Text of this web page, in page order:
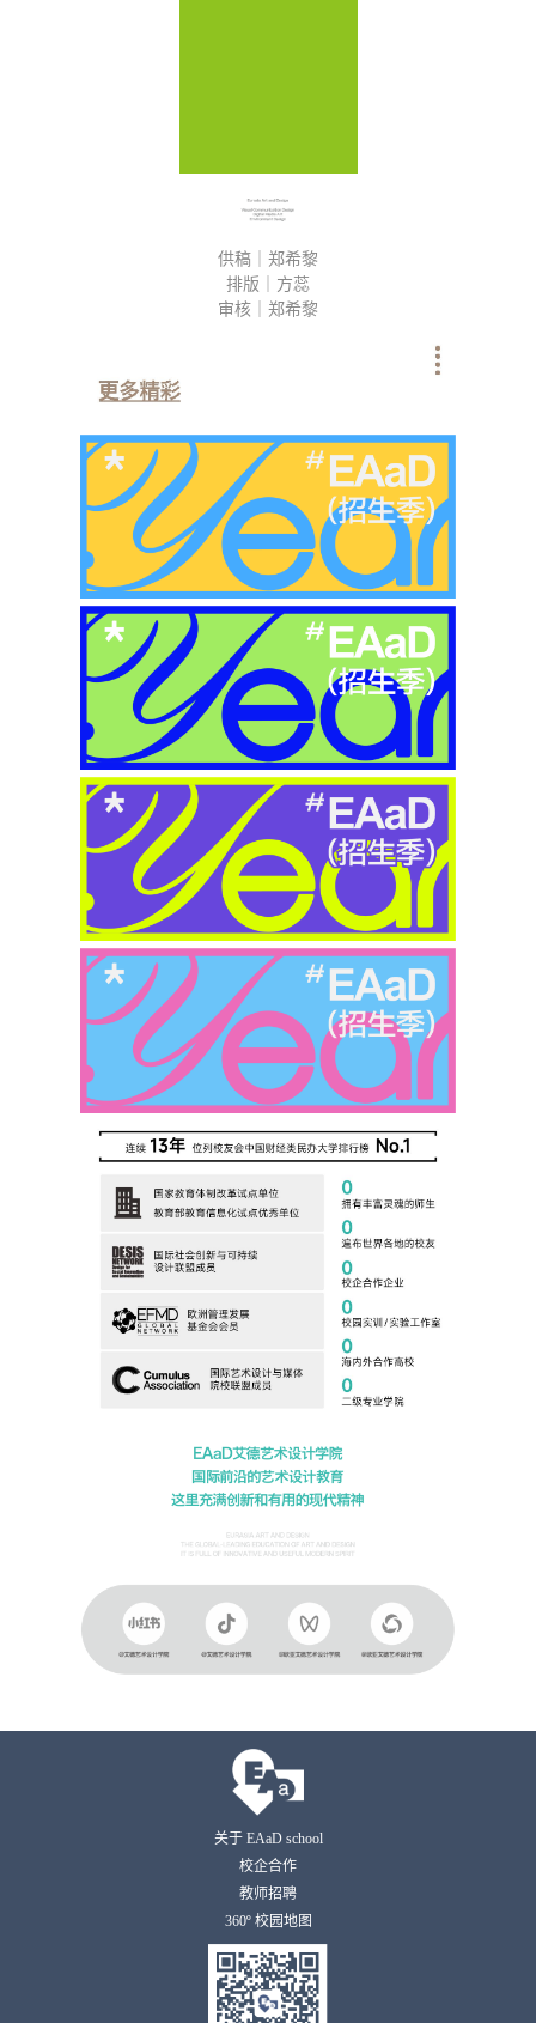
供稿｜郑希黎
排版｜方蕊
审核｜郑希黎
关于 EAaD school
校企合作
教师招聘
360º 校园地图